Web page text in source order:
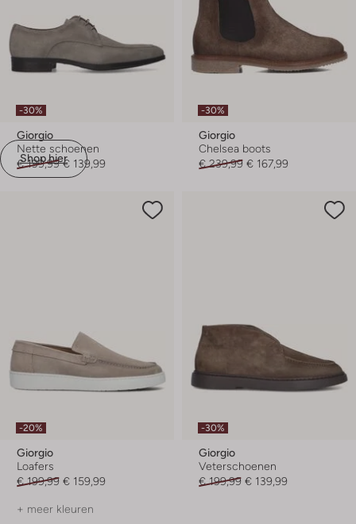
Shop hier
-30%
Giorgio
Nette schoenen
€ 199,99 € 139,99
-30%
Giorgio
Chelsea boots
€ 239,99 € 167,99
-20%
Giorgio
Loafers
€ 199,99 € 159,99
+ meer kleuren
-30%
Giorgio
Veterschoenen
€ 199,99 € 139,99